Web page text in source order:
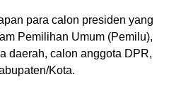
para calon presiden yang
Pemilihan Umum (Pemilu),
daerah, calon anggota DPR,
Kota.